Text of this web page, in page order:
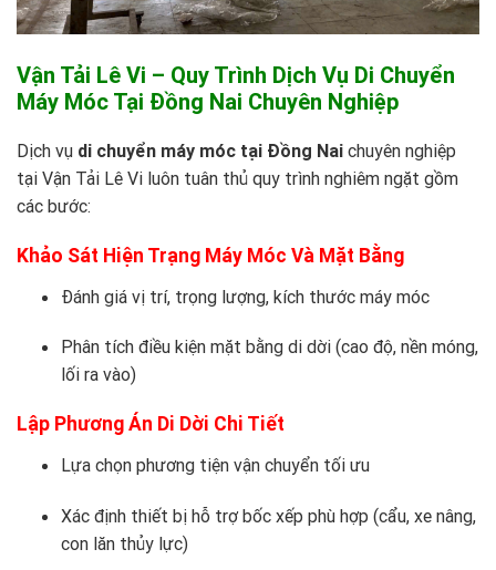
Vận Tải Lê Vi – Quy Trình Dịch Vụ Di Chuyển
Máy Móc Tại Đồng Nai Chuyên Nghiệp
Dịch vụ di chuyển máy móc tại Đồng Nai chuyên nghiệp
tại Vận Tải Lê Vi luôn tuân thủ quy trình nghiêm ngặt gồm
các bước:
Khảo Sát Hiện Trạng Máy Móc Và Mặt Bằng
Đánh giá vị trí, trọng lượng, kích thước máy móc
Phân tích điều kiện mặt bằng di dời (cao độ, nền móng,
lối ra vào)
Lập Phương Án Di Dời Chi Tiết
Lựa chọn phương tiện vận chuyển tối ưu
Xác định thiết bị hỗ trợ bốc xếp phù hợp (cẩu, xe nâng,
con lăn thủy lực)